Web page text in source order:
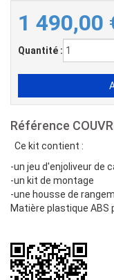
1 490,00
Quantité :
Référence
Ce kit contient :
-un jeu d'enjoliveur de
-un kit de montage
-une housse de
Matière plastique ABS